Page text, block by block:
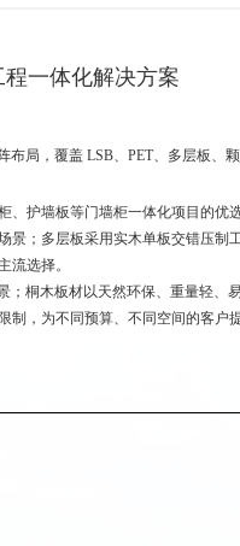
一体化解决方案
局，覆盖 LSB、PET、多层板、
护墙板等门墙柜一体化项目的优
；多层板采用实木单板交错压制
流选择。
桐木板材以天然环保、重量轻、
，为不同预算、不同空间的客户